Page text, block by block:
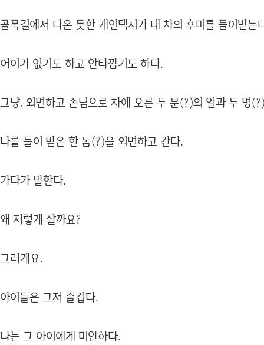
골목길에서 나온 듯한 개인택시가 내 차의 후미를 들이받는
어이가 없기도 하고 안타깝기도 하다.
그냥, 외면하고 손님으로 차에 오른 두 분(?)의 얼과 두 명
나를 들이 받은 한 놈(?)을 외면하고 간다.
가다가 말한다.
왜 저렇게 살까요?
그러게요.
아이들은 그저 즐겁다.
나는 그 아이에게 미안하다.